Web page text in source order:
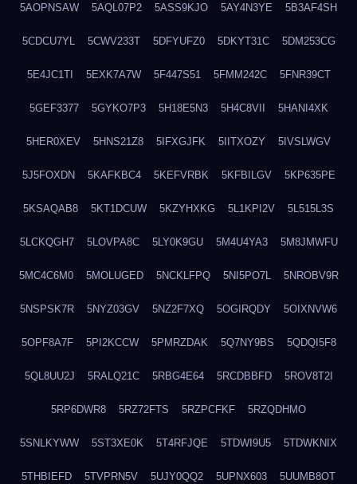
5AOPNSAW 5AQL07P2 5ASS9KJO 5AY4N3YE 5B3AF4SH
5CDCU7YL 5CWV233T 5DFYUFZ0 5DKYT31C 5DM253CG
5E4JC1TI 5EXK7A7W 5F447S51 5FMM242C 5FNR39CT
5GEF3377 5GYKO7P3 5H18E5N3 5H4C8VII 5HANI4XK
5HER0XEV 5HNS21Z8 5IFXGJFK 5IITXOZY 5IVSLWGV
5J5FOXDN 5KAFKBC4 5KEFVRBK 5KFBILGV 5KP635PE
5KSAQAB8 5KT1DCUW 5KZYHXKG 5L1KPI2V 5L515L3S
5LCKQGH7 5LOVPA8C 5LY0K9GU 5M4U4YA3 5M8JMWFU
5MC4C6M0 5MOLUGED 5NCKLFPQ 5NI5PO7L 5NROBV9R
5NSPSK7R 5NYZ03GV 5NZ2F7XQ 5OGIRQDY 5OIXNVW6
5OPF8A7F 5PI2KCCW 5PMRZDAK 5Q7NY9BS 5QDQI5F8
5QL8UU2J 5RALQ21C 5RBG4E64 5RCDBBFD 5ROV8T2I
5RP6DWR8 5RZ72FTS 5RZPCFKF 5RZQDHMO
5SNLKYWW 5ST3XE0K 5T4RFJQE 5TDWI9U5 5TDWKNIX
5THBIEFD 5TVPRN5V 5UJY0QQ2 5UPNX603 5UUMB8OT